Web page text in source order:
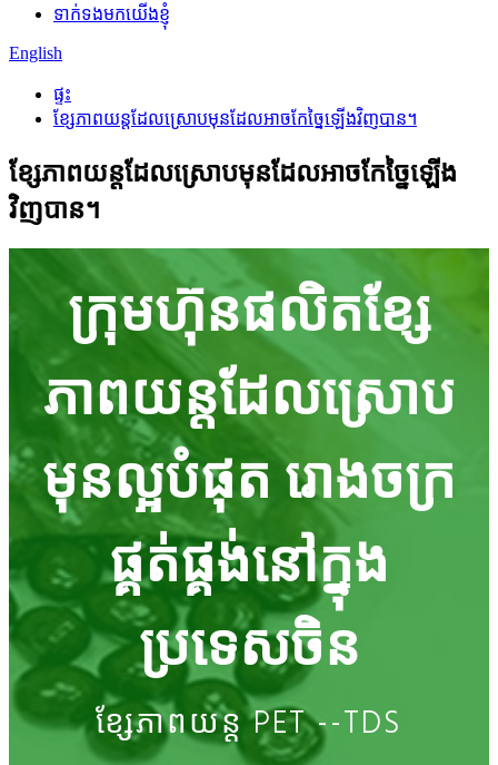
ទាក់ទងមកយើងខ្ញុំ
English
ផ្ទះ
ខ្សែភាពយន្តដែលស្រោបមុនដែលអាចកែច្នៃឡើងវិញបាន។
ខ្សែភាពយន្តដែលស្រោបមុនដែលអាចកែច្នៃឡើង
វិញបាន។
ក្រុមហ៊ុនផលិតខ្សែ
ភាពយន្តដែលស្រោប
មុនល្អបំផុត រោងចក្រ
ផ្គត់ផ្គង់នៅក្នុង
ប្រទេសចិន
ខ្សែភាពយន្ត PET --TDS